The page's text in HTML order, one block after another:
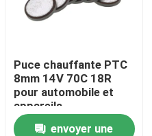
Puce chauffante PTC
8mm 14V 70C 18R
pour automobile et
appareils
électroménagers
envoyer une